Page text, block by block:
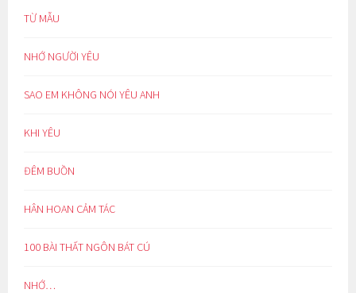
TỪ MẪU
NHỚ NGƯỜI YÊU
SAO EM KHÔNG NÓI YÊU ANH
KHI YÊU
ĐÊM BUỒN
HÂN HOAN CẢM TÁC
100 BÀI THẤT NGÔN BÁT CÚ
NHỚ…